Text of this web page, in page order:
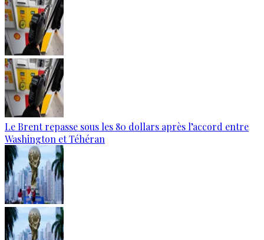
Le Brent repasse sous les 80 dollars après l’accord entre
Washington et Téhéran